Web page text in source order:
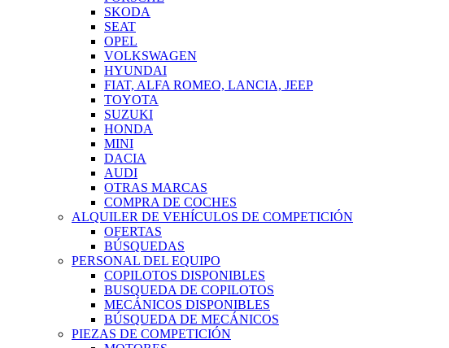
SKODA
SEAT
OPEL
VOLKSWAGEN
HYUNDAI
FIAT, ALFA ROMEO, LANCIA, JEEP
TOYOTA
SUZUKI
HONDA
MINI
DACIA
AUDI
OTRAS MARCAS
COMPRA DE COCHES
ALQUILER DE VEHÍCULOS DE COMPETICIÓN
OFERTAS
BÚSQUEDAS
PERSONAL DEL EQUIPO
COPILOTOS DISPONIBLES
BUSQUEDA DE COPILOTOS
MECÁNICOS DISPONIBLES
BÚSQUEDA DE MECÁNICOS
PIEZAS DE COMPETICIÓN